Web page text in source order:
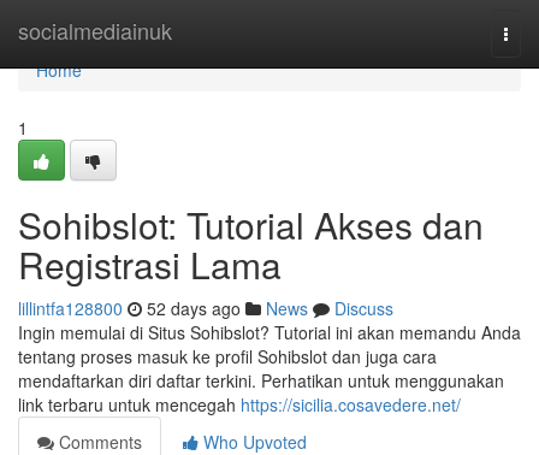
socialmediainuk
Home
Home
1
Sohibslot: Tutorial Akses dan
Registrasi Lama
lillintfa128800 52 days ago News
Discuss
Ingin memulai di Situs Sohibslot? Tutorial ini akan memandu Anda
tentang proses masuk ke profil Sohibslot dan juga cara
mendaftarkan diri daftar terkini. Perhatikan untuk menggunakan
link terbaru untuk mencegah https://sicilia.cosavedere.net/
Comments
Who Upvoted